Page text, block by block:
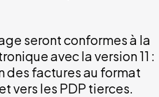
seront conformes à la
avec la version 11 :
des factures au format
vers les PDP tierces.